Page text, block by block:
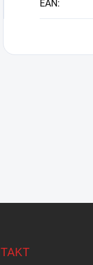
EAN: